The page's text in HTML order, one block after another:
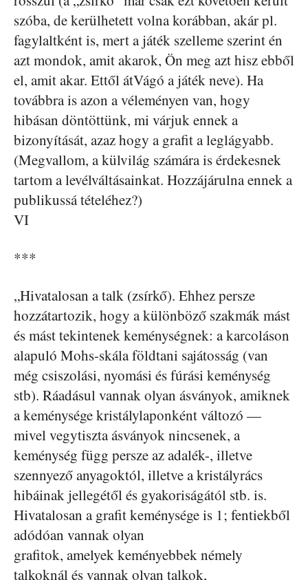
szóba, de kerülhetett volna korábban, akár pl.
fagylaltként is, mert a játék szelleme szerint én
azt mondok, amit akarok, Ön meg azt hisz ebből
el, amit akar. Ettől átVágó a játék neve). Ha
továbbra is azon a véleményen van, hogy
hibásan döntöttünk, mi várjuk ennek a
bizonyítását, azaz hogy a grafit a leglágyabb.
(Megvallom, a külvilág számára is érdekesnek
tartom a levélváltásainkat. Hozzájárulna ennek a
publikussá tételéhez?)
VI
***
„Hivatalosan a talk (zsírkő). Ehhez persze
hozzátartozik, hogy a különböző szakmák mást
és mást tekintenek keménységnek: a karcoláson
alapuló Mohs-skála földtani sajátosság (van
még csiszolási, nyomási és fúrási keménység
stb). Ráadásul vannak olyan ásványok, amiknek
a keménysége kristálylaponként változó —
mivel vegytiszta ásványok nincsenek, a
keménység függ persze az adalék-, illetve
szennyező anyagoktól, illetve a kristályrács
hibáinak jellegétől és gyakoriságától stb. is.
Hivatalosan a grafit keménysége is 1; fentiekből
adódóan vannak olyan
grafitok, amelyek keményebbek némely
talkoknál és vannak olyan talkok,